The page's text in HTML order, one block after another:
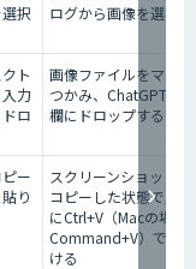
択
ログから画像を選ぶ
ト
力
ロ
画像ファイルをマウ
つかみ、ChatGPTの
欄にドロップする
ー
り
スクリーンショット
コピーした状態で入
にCtrl+V（Macの場合
Command+V）で貼
ける